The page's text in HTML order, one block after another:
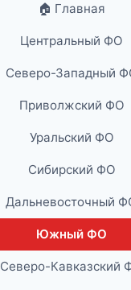
🏠 Главная
Центральный ФО
Северо-Западный
Приволжский ФО
Уральский ФО
Сибирский ФО
Дальневосточный
Южный ФО
Северо-Кавказский